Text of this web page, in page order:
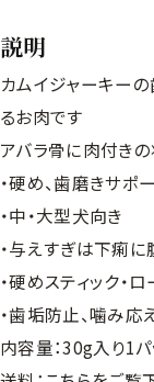
説明
カムイジャーキー
るお肉です
アバラ骨に肉付き
・硬め、歯磨きサポ
・中・大型犬向き
・与えすぎは下痢
・硬めスティック・
・歯垢防止、噛み応
内容量：30g入り1